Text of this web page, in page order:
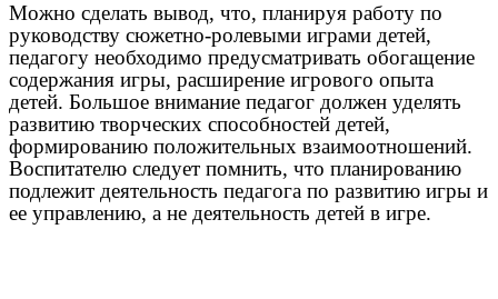
Можно сделать вывод, что, планируя работу по
руководству сюжетно-ролевыми играми детей,
педагогу необходимо предусматривать обогащение
содержания игры, расширение игрового опыта
детей. Большое внимание педагог должен уделять
развитию творческих способностей детей,
формированию положительных взаимоотношений.
Воспитателю следует помнить, что планированию
подлежит деятельность педагога по развитию игры и
ее управлению, а не деятельность детей в игре.